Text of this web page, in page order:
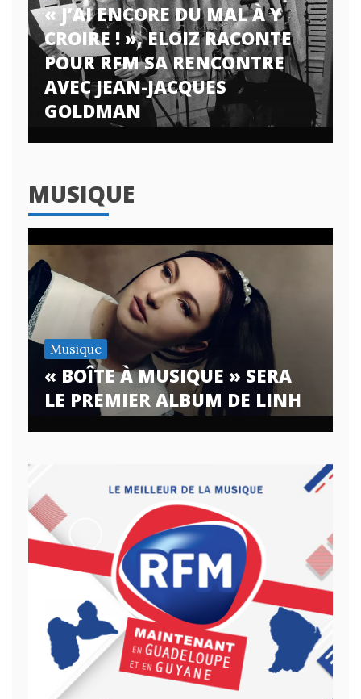
« J’AI ENCORE DU MAL À Y
CROIRE ! », ELOIZ RACONTE
POUR RFM SA RENCONTRE
AVEC JEAN-JACQUES
GOLDMAN
MUSIQUE
Musique
« BOÎTE À MUSIQUE » SERA
LE PREMIER ALBUM DE LINH